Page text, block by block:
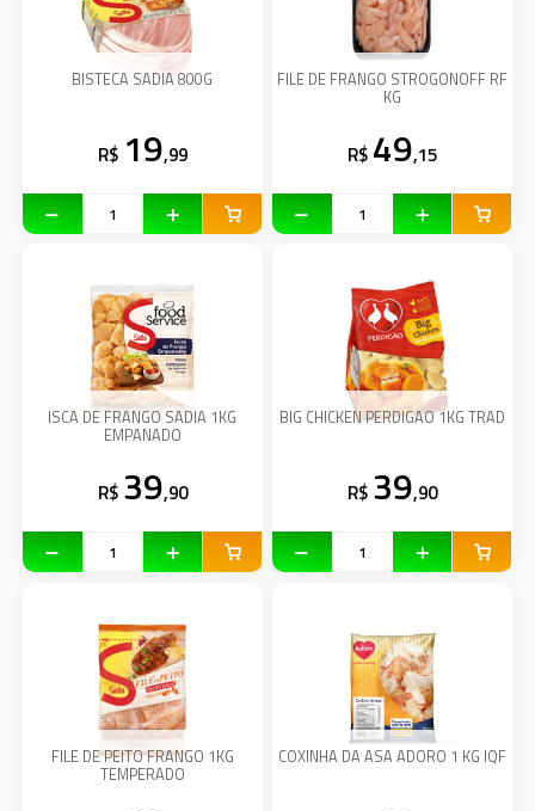
BISTECA SADIA 800G
R$ 19,99
FILE DE FRANGO STROGONOFF RF
KG
R$ 49,15
ISCA DE FRANGO SADIA 1KG
EMPANADO
R$ 39,90
BIG CHICKEN PERDIGAO 1KG TRAD
R$ 39,90
FILE DE PEITO FRANGO 1KG
TEMPERADO
COXINHA DA ASA ADORO 1 KG IQF